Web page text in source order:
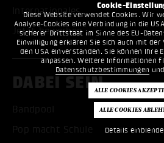
Cookie-
Diese Website verwendet Cookies. Wir
Analyse-Cookies eine Verbindung in die
sicherer Drittstaat im Sinne des EU-
Einwilligung erklären Sie sich auch mit
den USA einverstanden. Sie können Ihre
anpassen. Weitere Informationen
Datenschutzbestimmungen
Details
Internationales
Jetzt bewerben
DABEI SEIN
Bandpool
Pop macht Schule